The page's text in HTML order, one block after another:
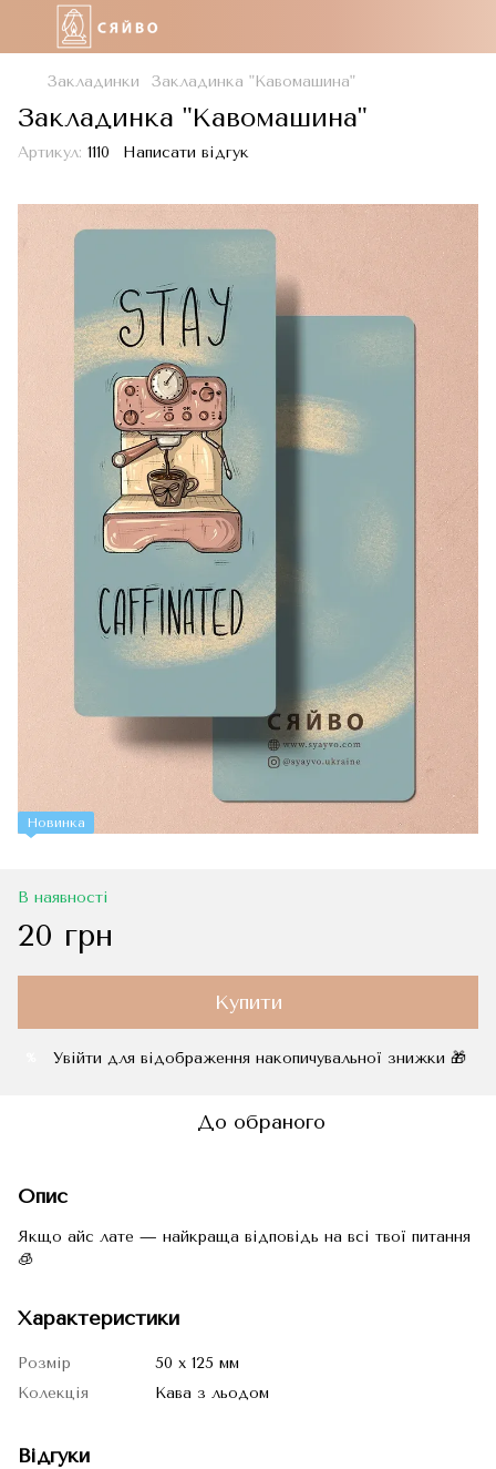
Закладинки Закладинка "Кавомашина"
Закладинка "Кавомашина"
Артикул: 1110 Написати відгук
Новинка
В наявності
20 грн
Купити
Увійти для відображення накопичувальної знижки 🎁
До обраного
Опис
Якщо айс лате — найкраща відповідь на всі твої питання
🧊
Характеристики
Розмір
50 х 125 мм
Колекція
Кава з льодом
Відгуки